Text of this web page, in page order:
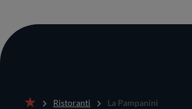
Ristoranti La Pampanini